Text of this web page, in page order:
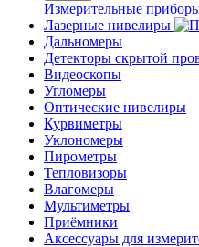
Измерительные
Лазерные нивелиры
Дальномеры
Детекторы скрытой
Видеоскопы
Угломеры
Оптические нивелиры
Курвиметры
Уклономеры
Пирометры
Тепловизоры
Влагомеры
Мультиметры
Приёмники
Аксессуары для